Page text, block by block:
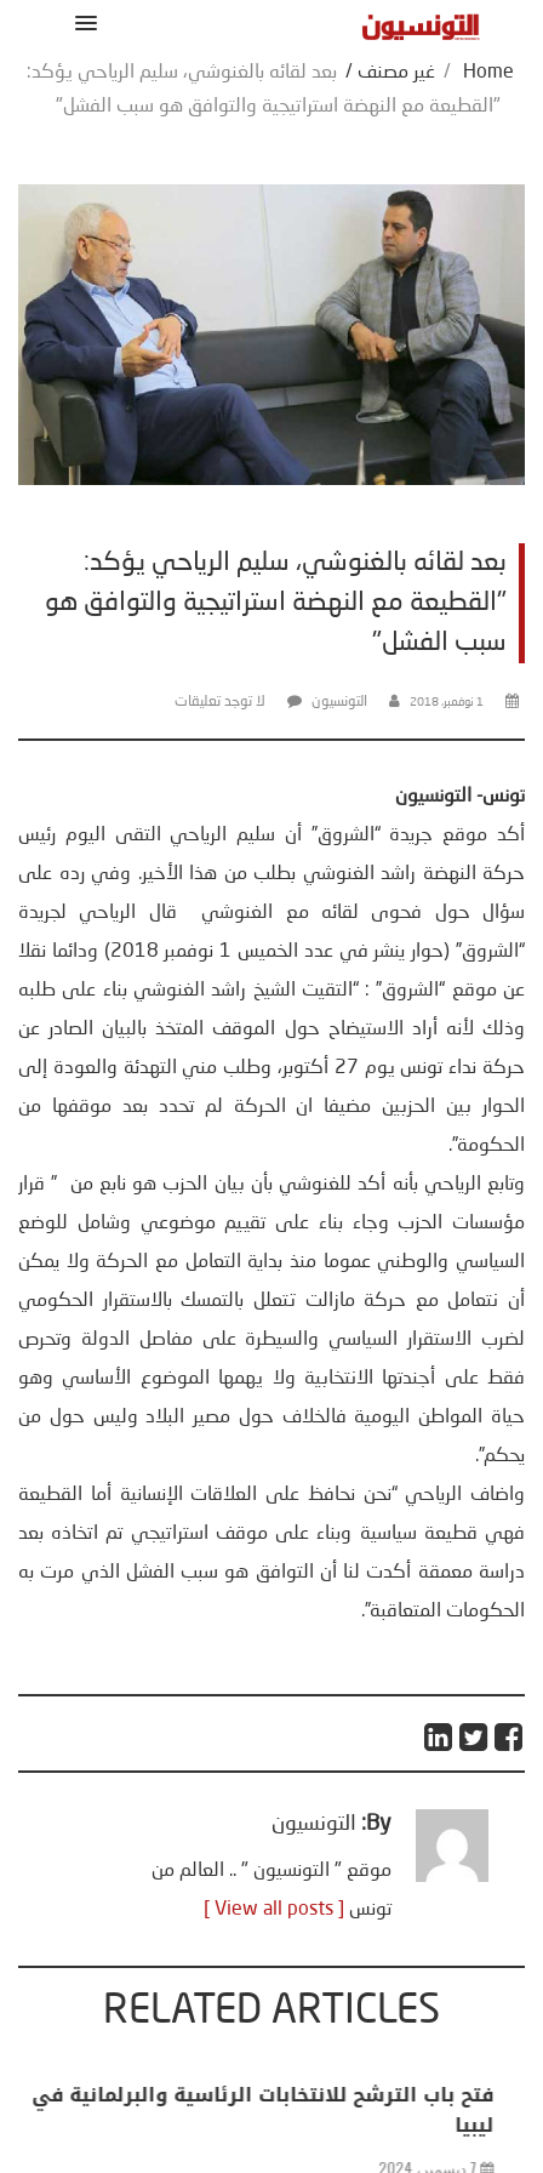
Home
/ غير مصنف / بعد لقائه بالغنوشي، سليم الرياحي يؤكد:
"القطيعة مع النهضة استراتيجية والتوافق هو سبب الفشل"
بعد لقائه بالغنوشي، سليم الرياحي يؤكد:
"القطيعة مع النهضة استراتيجية والتوافق هو
سبب الفشل"
1 نوفمبر، 2018 التونسيون لا توجد تعليقات
تونس- التونسيون
أكد موقع جريدة “الشروق” أن سليم الرياحي التقى اليوم رئيس
حركة النهضة راشد الغنوشي بطلب من هذا الأخير. وفي رده على
سؤال حول فحوى لقائه مع الغنوشي قال الرياحي لجريدة
“الشروق” (حوار ينشر في عدد الخميس 1 نوفمبر 2018) ودائما نقلا
عن موقع “الشروق” : “التقيت الشيخ راشد الغنوشي بناء على طلبه
وذلك لأنه أراد الاستيضاح حول الموقف المتخذ بالبيان الصادر عن
حركة نداء تونس يوم 27 أكتوبر، وطلب مني التهدئة والعودة إلى
الحوار بين الحزبين مضيفا ان الحركة لم تحدد بعد موقفها من
الحكومة”.
وتابع الرياحي بأنه أكد للغنوشي بأن بيان الحزب هو نابع من ” قرار
مؤسسات الحزب وجاء بناء على تقييم موضوعي وشامل للوضع
السياسي والوطني عموما منذ بداية التعامل مع الحركة ولا يمكن
أن نتعامل مع حركة مازالت تتعلل بالتمسك بالاستقرار الحكومي
لضرب الاستقرار السياسي والسيطرة على مفاصل الدولة وتحرص
فقط على أجندتها الانتخابية ولا يهمها الموضوع الأساسي وهو
حياة المواطن اليومية فالخلاف حول مصير البلاد وليس حول من
يحكم”.
واضاف الرياحي “نحن نحافظ على العلاقات الإنسانية أما القطيعة
فهي قطيعة سياسية وبناء على موقف استراتيجي تم اتخاذه بعد
دراسة معمقة أكدت لنا أن التوافق هو سبب الفشل الذي مرت به
الحكومات المتعاقبة”.
By: التونسيون
موقع " التونسيون " .. العالم من
تونس
RELATED ARTICLES
الولايات المتحدة وسواها من الجهات المانحة
الدولية مارست نفوذًا كبيرًا وخصّصت موارد طائلة
من أجل الدفع باتجاه التحرير الاقتصادي في الشرق